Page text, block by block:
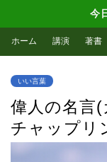
今
ホーム 講演 著書
いい言葉
偉人の名言(
チャップリ